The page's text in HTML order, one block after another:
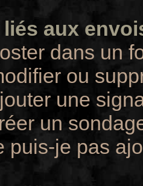
aux
dans un
ou
une
un
puis-je pas